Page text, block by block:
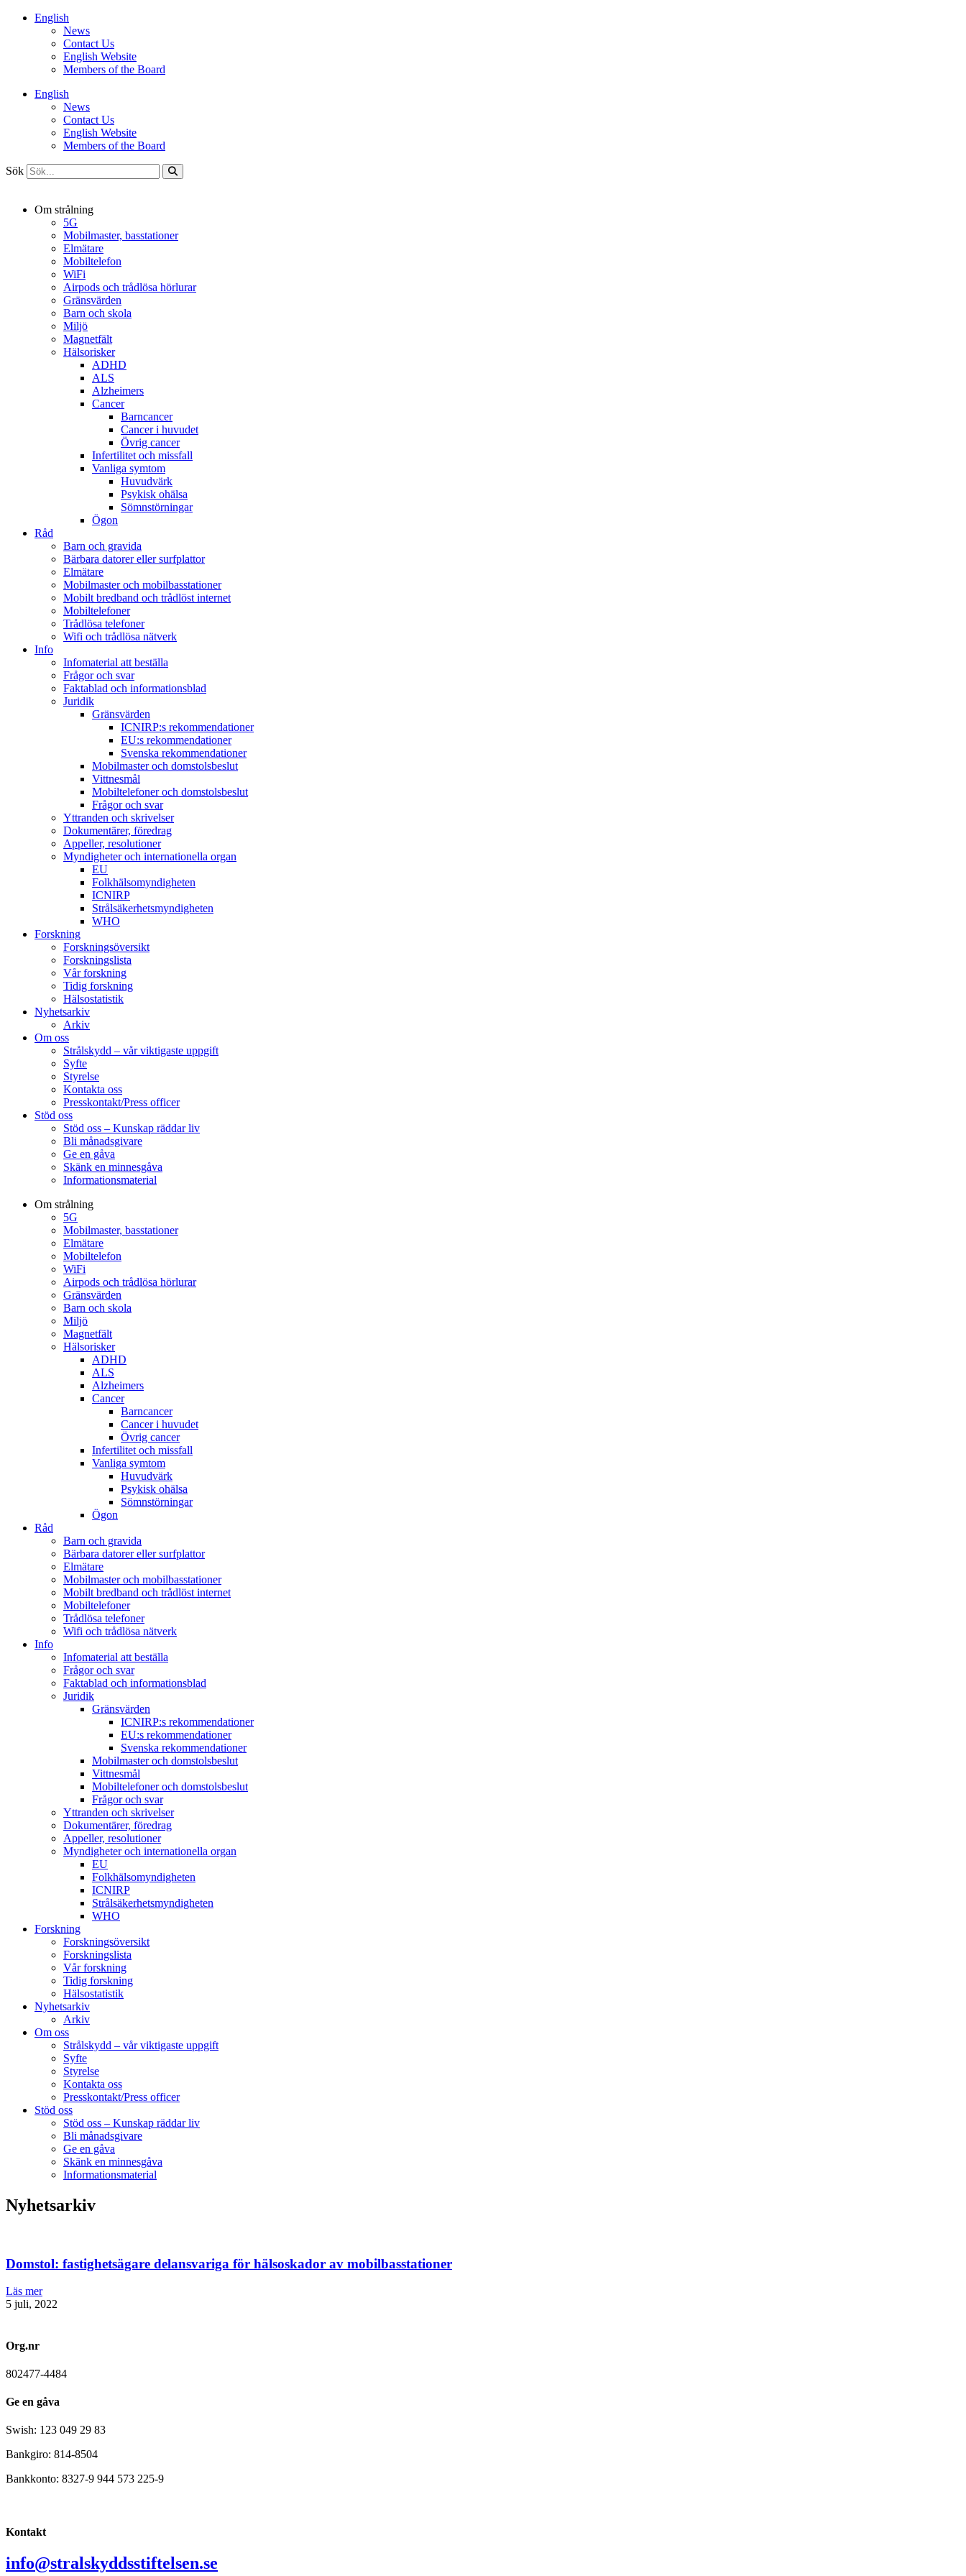
HoppaEnglish
News
Contact Us
English Website
Members of the Board
English
News
Contact Us
English Website
Members of the Board
Sök
Om strålning
5G
Mobilmaster, basstationer
Elmätare
Mobiltelefon
WiFi
Airpods och trådlösa hörlurar
Gränsvärden
Barn och skola
Miljö
Magnetfält
Hälsorisker
ADHD
ALS
Alzheimers
Cancer
Barncancer
Cancer i huvudet
Övrig cancer
Infertilitet och missfall
Vanliga symtom
Huvudvärk
Psykisk ohälsa
Sömnstörningar
Ögon
Råd
Barn och gravida
Bärbara datorer eller surfplattor
Elmätare
Mobilmaster och mobilbasstationer
Mobilt bredband och trådlöst internet
Mobiltelefoner
Trådlösa telefoner
Wifi och trådlösa nätverk
Info
Infomaterial att beställa
Frågor och svar
Faktablad och informationsblad
Juridik
Gränsvärden
ICNIRP:s rekommendationer
EU:s rekommendationer
Svenska rekommendationer
Mobilmaster och domstolsbeslut
Vittnesmål
Mobiltelefoner och domstolsbeslut
Frågor och svar
Yttranden och skrivelser
Dokumentärer, föredrag
Appeller, resolutioner
Myndigheter och internationella organ
EU
Folkhälsomyndigheten
ICNIRP
Strålsäkerhetsmyndigheten
WHO
Forskning
Forskningsöversikt
Forskningslista
Vår forskning
Tidig forskning
Hälsostatistik
Nyhetsarkiv
Arkiv
Om oss
Strålskydd – vår viktigaste uppgift
Syfte
Styrelse
Kontakta oss
Presskontakt/Press officer
Stöd oss
Stöd oss – Kunskap räddar liv
Bli månadsgivare
Ge en gåva
Skänk en minnesgåva
Informationsmaterial
Om strålning
5G
Mobilmaster, basstationer
Elmätare
Mobiltelefon
WiFi
Airpods och trådlösa hörlurar
Gränsvärden
Barn och skola
Miljö
Magnetfält
Hälsorisker
ADHD
ALS
Alzheimers
Cancer
Barncancer
Cancer i huvudet
Övrig cancer
Infertilitet och missfall
Vanliga symtom
Huvudvärk
Psykisk ohälsa
Sömnstörningar
Ögon
Råd
Barn och gravida
Bärbara datorer eller surfplattor
Elmätare
Mobilmaster och mobilbasstationer
Mobilt bredband och trådlöst internet
Mobiltelefoner
Trådlösa telefoner
Wifi och trådlösa nätverk
Info
Infomaterial att beställa
Frågor och svar
Faktablad och informationsblad
Juridik
Gränsvärden
ICNIRP:s rekommendationer
EU:s rekommendationer
Svenska rekommendationer
Mobilmaster och domstolsbeslut
Vittnesmål
Mobiltelefoner och domstolsbeslut
Frågor och svar
Yttranden och skrivelser
Dokumentärer, föredrag
Appeller, resolutioner
Myndigheter och internationella organ
EU
Folkhälsomyndigheten
ICNIRP
Strålsäkerhetsmyndigheten
WHO
Forskning
Forskningsöversikt
Forskningslista
Vår forskning
Tidig forskning
Hälsostatistik
Nyhetsarkiv
Arkiv
Om oss
Strålskydd – vår viktigaste uppgift
Syfte
Styrelse
Kontakta oss
Presskontakt/Press officer
Stöd oss
Stöd oss – Kunskap räddar liv
Bli månadsgivare
Ge en gåva
Skänk en minnesgåva
Informationsmaterial
Nyhetsarkiv
Domstol: fastighetsägare delansvariga för hälsoskador av mobilbasstationer
Läs mer
5 juli, 2022
Org.nr
802477-4484
Ge en gåva
Swish: 123 049 29 83
Bankgiro: 814-8504
Bankkonto: 8327-9 944 573 225-9
Kontakt
info@stralskyddsstiftelsen.se